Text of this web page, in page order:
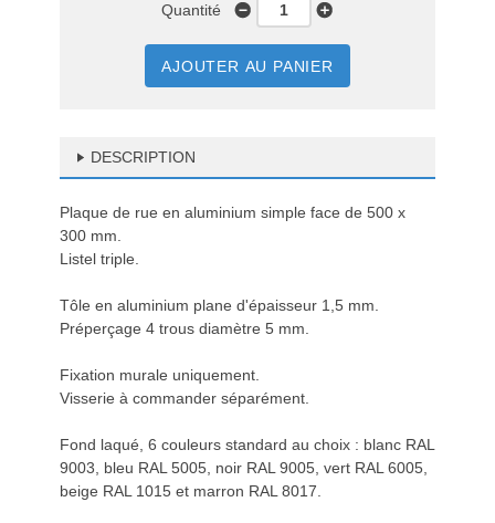
Quantité
AJOUTER AU PANIER
DESCRIPTION
Plaque de rue en aluminium simple face de 500 x
300 mm.
Listel triple.
Tôle en aluminium plane d'épaisseur 1,5 mm.
Préperçage 4 trous diamètre 5 mm.
Fixation murale uniquement.
Visserie à commander séparément.
Fond laqué, 6 couleurs standard au choix : blanc RAL
9003, bleu RAL 5005, noir RAL 9005, vert RAL 6005,
beige RAL 1015 et marron RAL 8017.